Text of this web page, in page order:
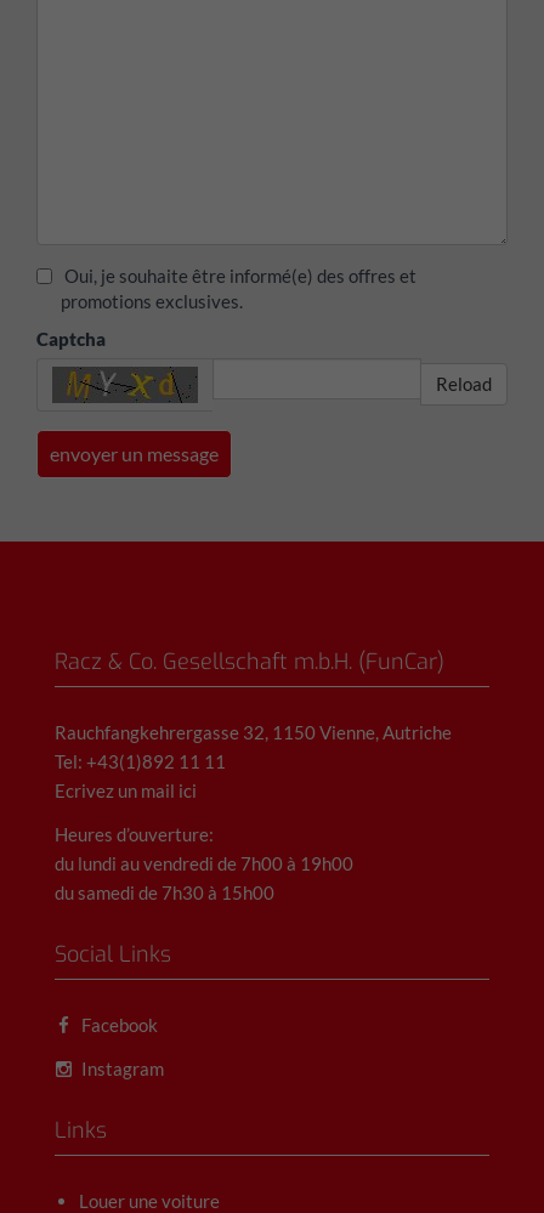
Oui, je souhaite être informé(e) des offres et
promotions exclusives.
Captcha
Reload
Racz & Co. Gesellschaft m.b.H. (FunCar)
Rauchfangkehrergasse 32, 1150 Vienne, Autriche
Tel: +43(1)892 11 11
Ecrivez un mail ici
Heures d’ouverture:
du lundi au vendredi de 7h00 à 19h00
du samedi de 7h30 à 15h00
Social Links
Facebook
Instagram
Links
Louer une voiture